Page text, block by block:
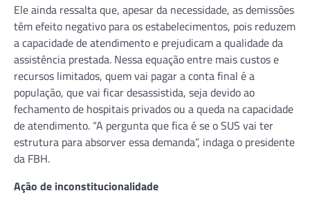
Ele ainda ressalta que, apesar da necessidade, as demissões
têm efeito negativo para os estabelecimentos, pois reduzem
a capacidade de atendimento e prejudicam a qualidade da
assistência prestada. Nessa equação entre mais custos e
recursos limitados, quem vai pagar a conta final é a
população, que vai ficar desassistida, seja devido ao
fechamento de hospitais privados ou a queda na capacidade
de atendimento. “A pergunta que fica é se o SUS vai ter
estrutura para absorver essa demanda”, indaga o presidente
da FBH.
Ação de inconstitucionalidade